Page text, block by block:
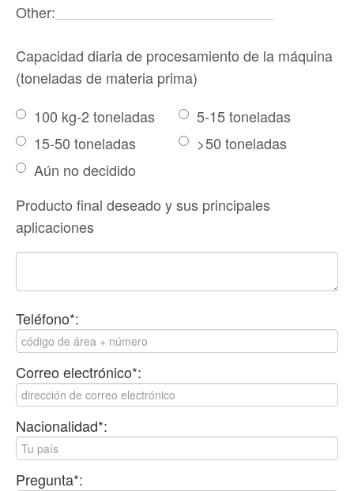
Other:
Capacidad diaria de procesamiento de la máquina
(toneladas de materia prima)
100 kg-2 toneladas
5-15 toneladas
15-50 toneladas
>50 toneladas
Aún no decidido
Producto final deseado y sus principales
aplicaciones
Teléfono*:
Correo electrónico*:
Nacionalidad*:
Pregunta*: